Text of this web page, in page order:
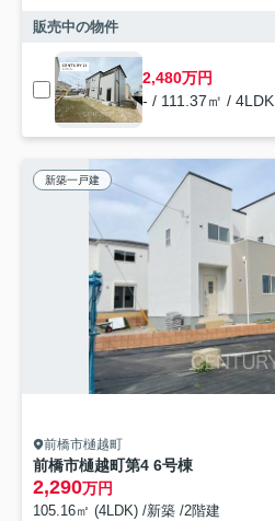
販売中の物件
2,480万円
- / 111.37㎡ / 4LDK
新築一戸建
前橋市樋越町
前橋市樋越町第4 6号棟
2,290万円
105.16㎡ (4LDK) /新築 /2階建